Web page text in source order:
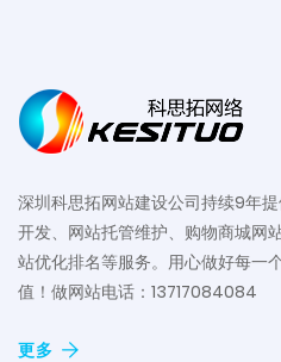
深圳科思拓网站建设公司持续9年
开发、网站托管维护、购物商城网
站优化排名等服务。用心做好每一
值！做网站电话：13717084084
更多